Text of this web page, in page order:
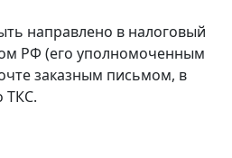
направлено в налоговый
РФ (его уполномоченным
заказным письмом, в
ТКС.